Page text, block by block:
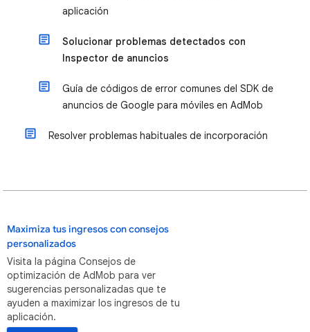
aplicación
Solucionar problemas detectados con
Inspector de anuncios
Guía de códigos de error comunes del SDK de
anuncios de Google para móviles en AdMob
Resolver problemas habituales de incorporación
Maximiza tus ingresos con consejos
personalizados
Visita la página Consejos de
optimización de AdMob para ver
sugerencias personalizadas que te
ayuden a maximizar los ingresos de tu
aplicación.